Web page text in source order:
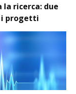
la ricerca: due
i progetti